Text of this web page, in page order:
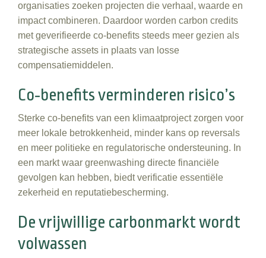
organisaties zoeken projecten die verhaal, waarde en
impact combineren. Daardoor worden carbon credits
met geverifieerde co‑benefits steeds meer gezien als
strategische assets in plaats van losse
compensatiemiddelen.
Co‑benefits verminderen risico’s
Sterke co‑benefits van een klimaatproject zorgen voor
meer lokale betrokkenheid, minder kans op reversals
en meer politieke en regulatorische ondersteuning. In
een markt waar greenwashing directe financiële
gevolgen kan hebben, biedt verificatie essentiële
zekerheid en reputatiebescherming.
De vrijwillige carbonmarkt wordt
volwassen